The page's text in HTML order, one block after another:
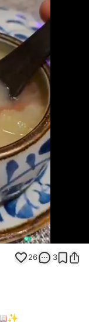
26 3